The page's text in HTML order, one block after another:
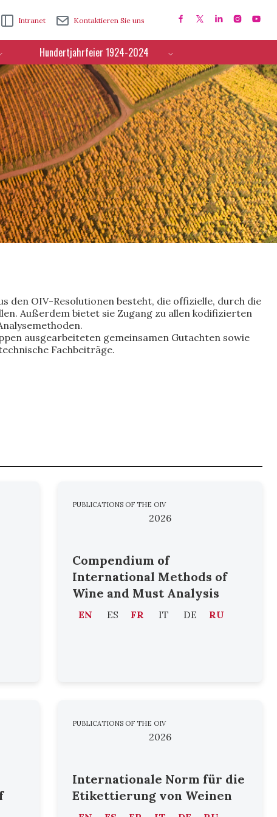
Intranet Kontaktieren Sie uns
Hundertjahrfeier 1924-2024
den OIV-Resolutionen besteht, die offizielle, durch die
Außerdem bietet sie Zugang zu allen kodifizierten
ausgearbeiteten gemeinsamen Gutachten sowie
Fachbeiträge.
PUBLICATIONS OF THE OIV
2026
Compendium of
International Methods of
Wine and Must Analysis
EN ES FR IT DE RU
PUBLICATIONS OF THE OIV
2026
Internationale Norm für die
Etikettierung von Weinen